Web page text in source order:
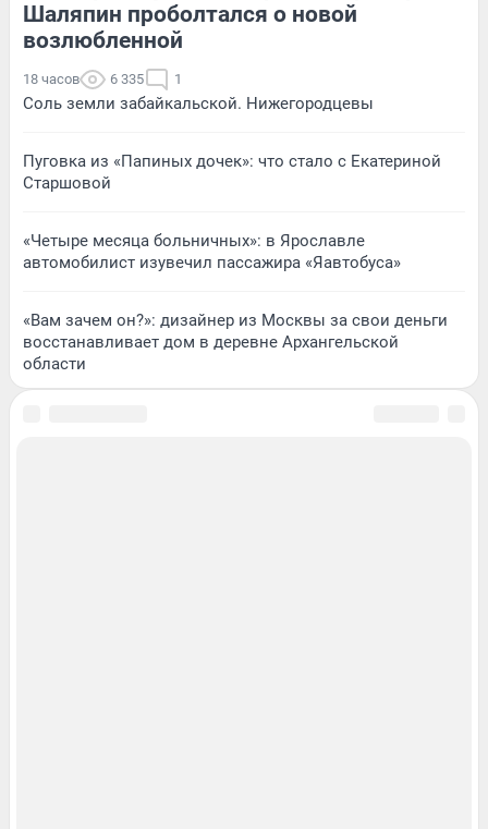
Шаляпин проболтался о новой
возлюбленной
18 часов 6 335 1
Соль земли забайкальской. Нижегородцевы
Пуговка из «Папиных дочек»: что стало с Екатериной
Старшовой
«Четыре месяца больничных»: в Ярославле
автомобилист изувечил пассажира «Яавтобуса»
«Вам зачем он?»: дизайнер из Москвы за свои деньги
восстанавливает дом в деревне Архангельской
области